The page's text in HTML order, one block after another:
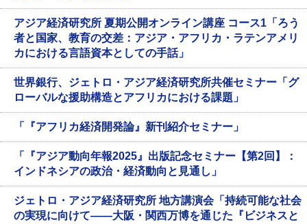
アジア経済研究所 夏期公開オンライン講座 コース1「ろう
者と国家、教育の交差：アジア・アフリカ・ラテンアメリ
カにおける言語資本としての手話」
世界銀行、ジェトロ・アジア経済研究所共催セミナー「グ
ローバルな援助構造とアフリカにおける課題」
「『アフリカ経済開発論』新刊紹介セミナー」
「『アジア動向年報2025』出版記念セミナー【第2回】：
インドネシアの政治・経済動向と見通し」
ジェトロ・アジア経済研究所 地方講演会「持続可能な社会
の実現に向けて――大阪・関西万博を通じた『ビジネスと